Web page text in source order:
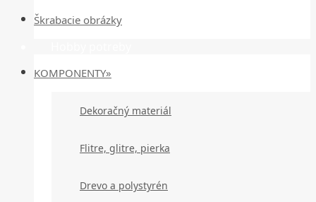
Škrabacie obrázky
KOMPONENTY»
Dekoračný materiál
Flitre, glitre, pierka
Drevo a polystyrén